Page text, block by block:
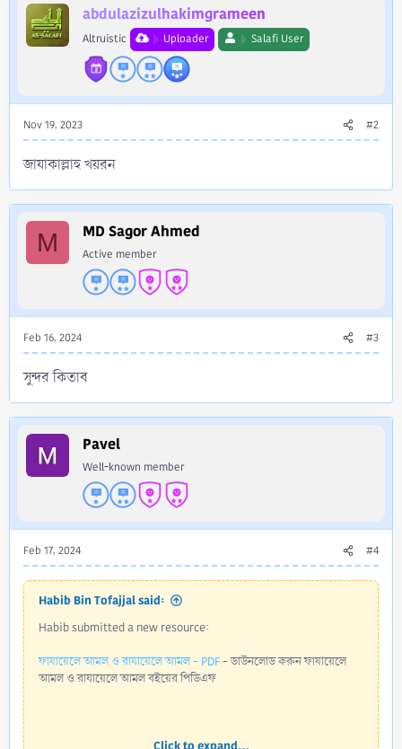
i
o
n
abdulazizulhakimgrameen
Altruistic Uploader Salafi User
Nov 19, 2023 #2
জাযাকাল্লাহু খয়রন
M MD Sagor Ahmed
Active member
Feb 16, 2024 #3
সুন্দর কিতাব
Pavel
Well-known member
Feb 17, 2024 #4
Habib Bin Tofajjal said:
Habib submitted a new resource:
ফাযায়েলে আমল ও রাযায়েলে আমল - PDF- ডাউনলোড করুন ফাযায়েলে
আমল ও রাযায়েলে আমল বইয়ের পিডিএফ